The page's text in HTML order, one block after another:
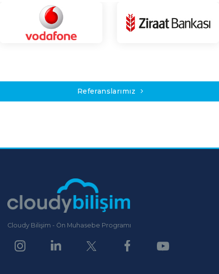
Referanslarımız
Cloudy Bilişim - Ön Muhasebe Programı